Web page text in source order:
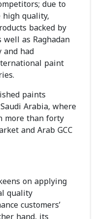
due to
quality,
backed by
as Raghadan
and had
paint
paints
Arabia, where
more than forty
and Arab GCC
on applying
quality
customers’